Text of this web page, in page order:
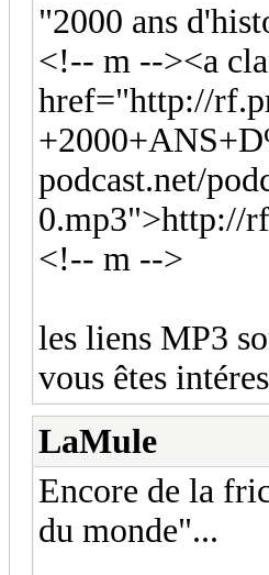
"2000 ans
<!-- m --><a
href="http://
podcast.net/
0.mp3">http://
<!-- m -->
les liens MP3
vous êtes
LaMule
Encore de la
du monde"...